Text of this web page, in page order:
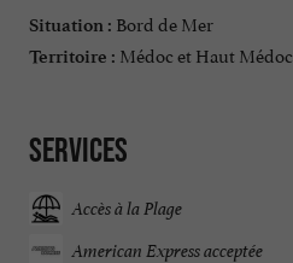
Situation : Bord de Mer
Territoire : Médoc et Haut Médoc
Services
Accès à la Plage
American Express acceptée